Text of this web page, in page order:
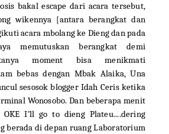
bakal escape dari acara tersebut,
wikennya [antara berangkat dan
acara mbolang ke Dieng dan pada
memutuskan berangkat demi
moment bisa menikmati
bebas dengan Mbak Alaika, Una
sesosok blogger Idah Ceris ketika
Wonosobo. Dan beberapa menit
I’ll go to dieng Plateu....dering
berada di depan ruang Laboratorium